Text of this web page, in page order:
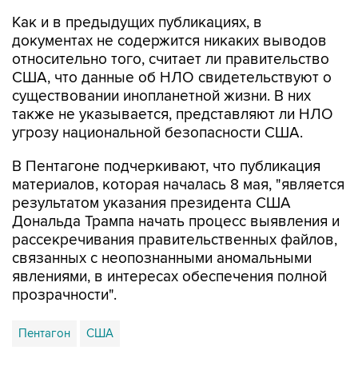
Как и в предыдущих публикациях, в
документах не содержится никаких выводов
относительно того, считает ли правительство
США, что данные об НЛО свидетельствуют о
существовании инопланетной жизни. В них
также не указывается, представляют ли НЛО
угрозу национальной безопасности США.
В Пентагоне подчеркивают, что публикация
материалов, которая началась 8 мая, "является
результатом указания президента США
Дональда Трампа начать процесс выявления и
рассекречивания правительственных файлов,
связанных с неопознанными аномальными
явлениями, в интересах обеспечения полной
прозрачности".
Пентагон США